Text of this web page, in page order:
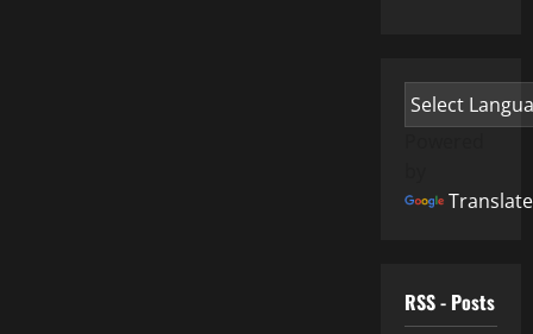
Translate
RSS - Posts